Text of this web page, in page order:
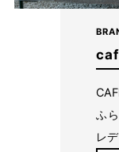
ふ
レ